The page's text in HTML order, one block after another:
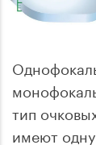
тип
имеют